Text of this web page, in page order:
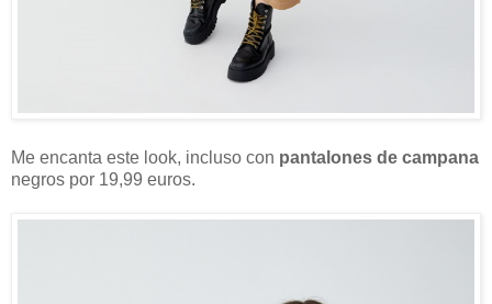
Me encanta este look, incluso con pantalones de campana
negros por 19,99 euros.